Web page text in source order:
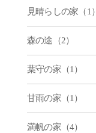
見晴らしの家（1）
森の途（2）
葉守の家（1）
甘雨の家（1）
満帆の家（4）